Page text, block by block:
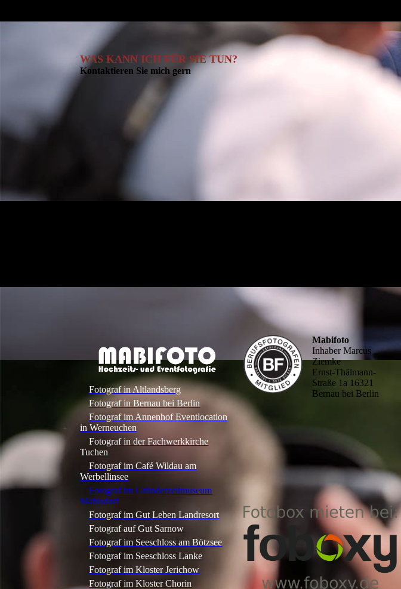
WAS KANN ICH FÜR SIE TUN?
Kontaktieren Sie mich gern
Fotograf in Altlandsberg
Fotograf in Bernau bei Berlin
Fotograf im Annenhof Eventlocation
in Werneuchen
Fotograf in der Fachwerkkirche
Tuchen
Fotograf im Café Wildau am
Werbellinsee
Fotograf im Gründerzeitmuseum
Mahlsdorf
Fotograf im Gut Leben Landresort
Fotograf auf Gut Sarnow
Fotograf im Seeschloss am Bötzsee
Fotograf im Seeschloss Lanke
Fotograf im Kloster Jerichow
Fotograf im Kloster Chorin
Mabifoto
Inhaber Marcus
Ziemke
Ernst-Thälmann-
Straße 1a 16321
Bernau bei Berlin